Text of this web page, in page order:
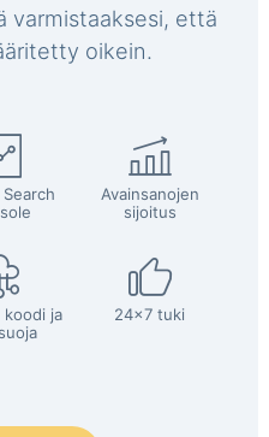
varmistaaksesi, että
oikein.
Avainsanojen
sijoitus
koodi ja
24x7 tuki